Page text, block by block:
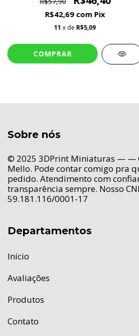
R$42,69 com Pix
11 x de R$5,09
Sobre nós
© 2025 3DPrint Miniaturas — —
Mello. Pode contar comigo pra
pedido. Atendimento com
transparência sempre. Nosso
59.181.116/0001-17
Departamentos
Início
Avaliações
Produtos
Contato